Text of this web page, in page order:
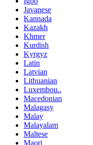
Javanese
Kannada
Kazakh
Khmer
Kurdish
Kyrgyz
Latin
Latvian
Lithuanian
Luxembou..
Macedonian
Malagasy
Malay
Malayalam
Maltese
Maori